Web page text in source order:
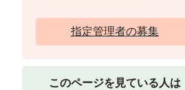
指定管理者の募集
このページを見ている人は